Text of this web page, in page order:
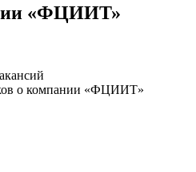
«ФЦИИТ»
о компании «ФЦИИТ»